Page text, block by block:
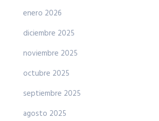
enero 2026
diciembre 2025
noviembre 2025
octubre 2025
septiembre 2025
agosto 2025